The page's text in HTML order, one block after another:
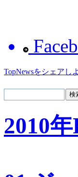
TopNewsをシェアし
2010